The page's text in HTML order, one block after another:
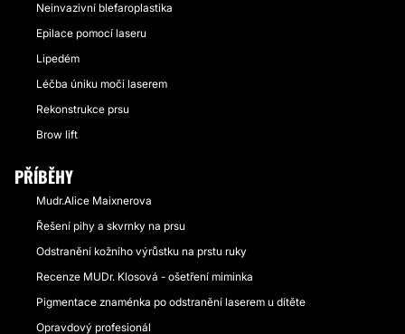
Neinvazivní blefaroplastika
Epilace pomocí laseru
Lipedém
Léčba úniku moči laserem
Rekonstrukce prsu
Brow lift
PŘÍBĚHY
Mudr.Alice Maixnerova
Řešení pihy a skvrnky na prsu
Odstranění kožního výrůstku na prstu ruky
Recenze MUDr. Klosová - ošetření miminka
Pigmentace znaménka po odstranění laserem u dítěte
Opravdový profesionál